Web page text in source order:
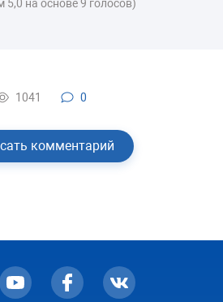
5,0 на основе 9 голосов)
1041 0
комментарий